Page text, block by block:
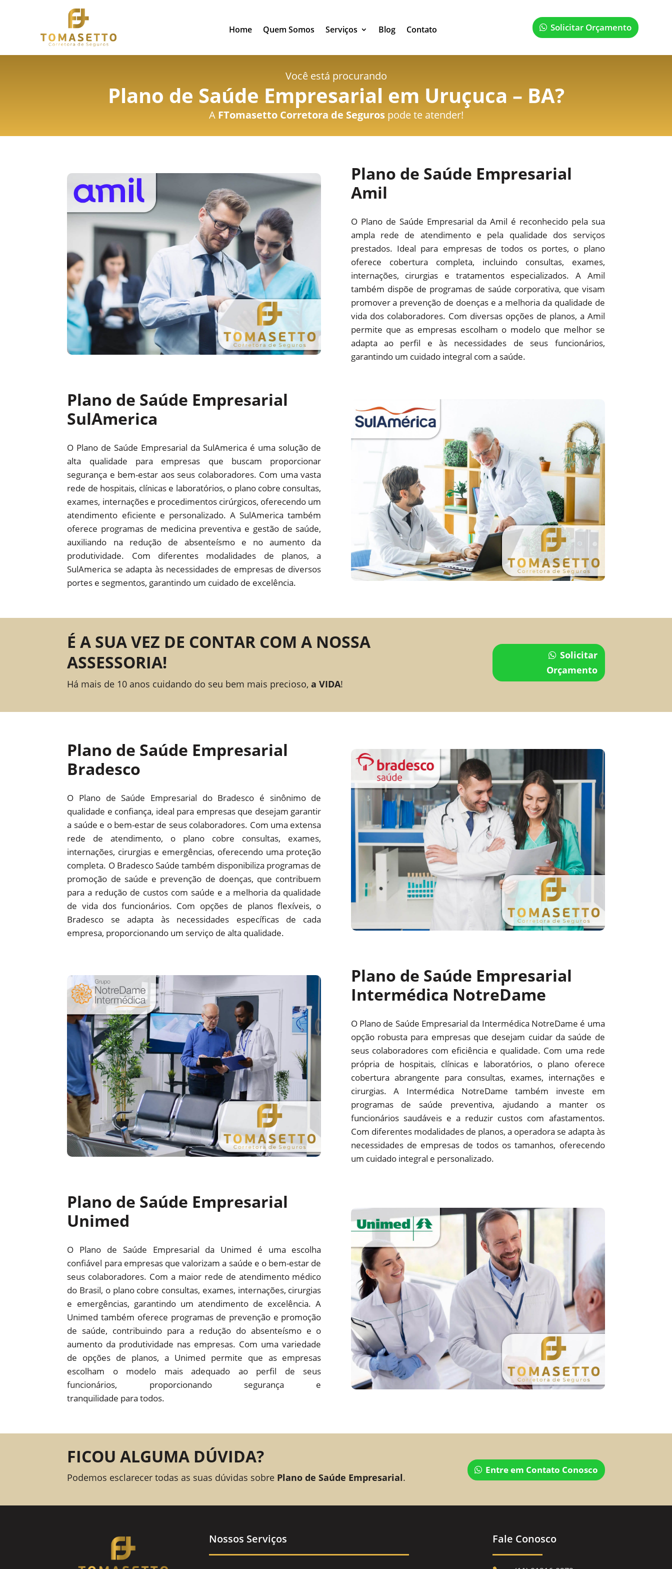
Home Quem Somos Serviços Blog Contato Solicitar Orçamento
Você está procurando
Plano de Saúde Empresarial em Uruçuca – BA?
A FTomasetto Corretora de Segurospode te atender!
Plano de Saúde Empresarial
Amil
O Plano de Saúde Empresarial da Amil é reconhecido pela sua
ampla rede de atendimento e pela qualidade dos serviços
prestados. Ideal para empresas de todos os portes, o plano
oferece cobertura completa, incluindo consultas, exames,
internações, cirurgias e tratamentos especializados. A Amil
também dispõe de programas de saúde corporativa, que visam
promover a prevenção de doenças e a melhoria da qualidade de
vida dos colaboradores. Com diversas opções de planos, a Amil
permite que as empresas escolham o modelo que melhor se
adapta ao perfil e às necessidades de seus funcionários,
garantindo um cuidado integral com a saúde.
Plano de Saúde Empresarial
SulAmerica
O Plano de Saúde Empresarial da SulAmerica é uma solução de
alta qualidade para empresas que buscam proporcionar
segurança e bem-estar aos seus colaboradores. Com uma vasta
rede de hospitais, clínicas e laboratórios, o plano cobre consultas,
exames, internações e procedimentos cirúrgicos, oferecendo um
atendimento eficiente e personalizado. A SulAmerica também
oferece programas de medicina preventiva e gestão de saúde,
auxiliando na redução de absenteísmo e no aumento da
produtividade. Com diferentes modalidades de planos, a
SulAmerica se adapta às necessidades de empresas de diversos
portes e segmentos, garantindo um cuidado de excelência.
É A SUA VEZ DE CONTAR COM A NOSSA
ASSESSORIA!
Há mais de 10 anos cuidando do seu bem mais precioso,a VIDA!
Solicitar
Orçamento
Plano de Saúde Empresarial
Bradesco
O Plano de Saúde Empresarial do Bradesco é sinônimo de
qualidade e confiança, ideal para empresas que desejam garantir
a saúde e o bem-estar de seus colaboradores. Com uma extensa
rede de atendimento, o plano cobre consultas, exames,
internações, cirurgias e emergências, oferecendo uma proteção
completa. O Bradesco Saúde também disponibiliza programas de
promoção de saúde e prevenção de doenças, que contribuem
para a redução de custos com saúde e a melhoria da qualidade
de vida dos funcionários. Com opções de planos flexíveis, o
Bradesco se adapta às necessidades específicas de cada
empresa, proporcionando um serviço de alta qualidade.
Plano de Saúde Empresarial
Intermédica NotreDame
O Plano de Saúde Empresarial da Intermédica NotreDame é uma
opção robusta para empresas que desejam cuidar da saúde de
seus colaboradores com eficiência e qualidade. Com uma rede
própria de hospitais, clínicas e laboratórios, o plano oferece
cobertura abrangente para consultas, exames, internações e
cirurgias. A Intermédica NotreDame também investe em
programas de saúde preventiva, ajudando a manter os
funcionários saudáveis e a reduzir custos com afastamentos.
Com diferentes modalidades de planos, a operadora se adapta às
necessidades de empresas de todos os tamanhos, oferecendo
um cuidado integral e personalizado.
Plano de Saúde Empresarial
Unimed
O Plano de Saúde Empresarial da Unimed é uma escolha
confiável para empresas que valorizam a saúde e o bem-estar de
seus colaboradores. Com a maior rede de atendimento médico
do Brasil, o plano cobre consultas, exames, internações, cirurgias
e emergências, garantindo um atendimento de excelência. A
Unimed também oferece programas de prevenção e promoção
de saúde, contribuindo para a redução do absenteísmo e o
aumento da produtividade nas empresas. Com uma variedade
de opções de planos, a Unimed permite que as empresas
escolham o modelo mais adequado ao perfil de seus
funcionários, proporcionando segurança e
tranquilidade para todos.
FICOU ALGUMA DÚVIDA?
Podemos esclarecer todas as suas dúvidas sobre Plano de Saúde Empresarial.
Entre em Contato Conosco
Nossos Serviços Fale Conosco